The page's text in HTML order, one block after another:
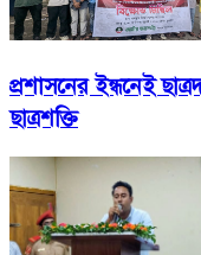
প্রশাসনের ইন্ধনেই
ছাত্রশক্তি